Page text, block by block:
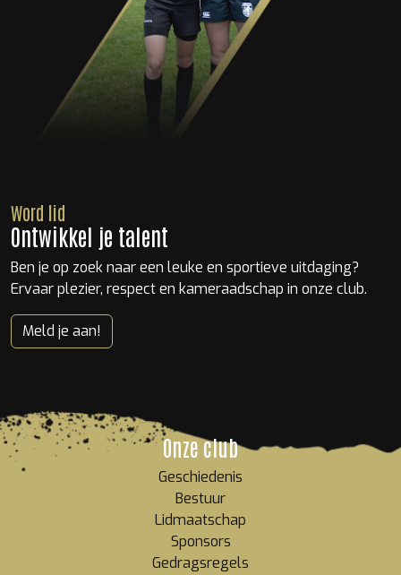
Word lid
Ontwikkel je talent
Ben je op zoek naar een leuke en sportieve uitdaging?
Ervaar plezier, respect en kameraadschap in onze club.
Meld je aan!
Onze club
Geschiedenis
Bestuur
Lidmaatschap
Sponsors
Gedragsregels